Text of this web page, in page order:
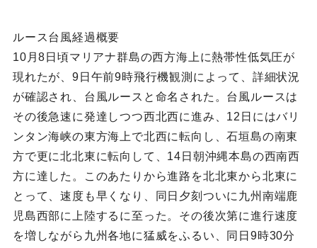
ルース台風経過概要
10月8日頃マリアナ群島の西方海上に熱帯性低気圧が
現れたが、9日午前9時飛行機観測によって、詳細状況
が確認され、台風ルースと命名された。台風ルースは
その後急速に発達しつつ西北西に進み、12日にはバリ
ンタン海峡の東方海上で北西に転向し、石垣島の南東
方で更に北北東に転向して、14日朝沖縄本島の西南西
方に達した。このあたりから進路を北北東から北東に
とって、速度も早くなり、同日夕刻ついに九州南端鹿
児島西部に上陸するに至った。その後次第に進行速度
を増しながら九州各地に猛威をふるい、同日9時30分